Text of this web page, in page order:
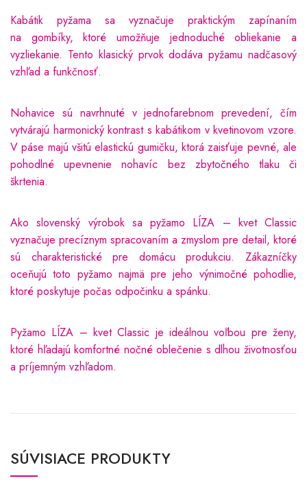
Kabátik pyžama sa vyznačuje praktickým zapínaním
na gombíky, ktoré umožňuje jednoduché obliekanie a
vyzliekanie. Tento klasický prvok dodáva pyžamu nadčasový
vzhľad a funkčnosť.
Nohavice sú navrhnuté v jednofarebnom prevedení, čím
vytvárajú harmonický kontrast s kabátikom v kvetinovom vzore.
V páse majú všitú elastickú gumičku, ktorá zaisťuje pevné, ale
pohodlné upevnenie nohavíc bez zbytočného tlaku či
škrtenia.
Ako slovenský výrobok sa pyžamo LÍZA – kvet Classic
vyznačuje precíznym spracovaním a zmyslom pre detail, ktoré
sú charakteristické pre domácu produkciu. Zákazníčky
oceňujú toto pyžamo najmä pre jeho výnimočné pohodlie,
ktoré poskytuje počas odpočinku a spánku.
Pyžamo LÍZA – kvet Classic je ideálnou voľbou pre ženy,
ktoré hľadajú komfortné nočné oblečenie s dlhou životnosťou
a príjemným vzhľadom.
SÚVISIACE PRODUKTY